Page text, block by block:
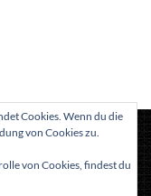
babies ...
Cookies. Wenn du die
von Cookies zu.
von Cookies, findest du